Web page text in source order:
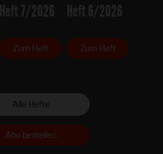
Heft 7/2026
Zum Heft
Heft 6/2026
Zum Heft
Alle Hefte
Abo bestellen